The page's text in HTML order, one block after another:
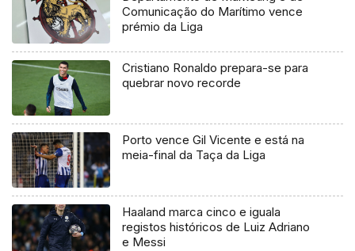
Comunicação do Marítimo vence
prémio da Liga
Cristiano Ronaldo prepara-se para
quebrar novo recorde
Porto vence Gil Vicente e está na
meia-final da Taça da Liga
Haaland marca cinco e iguala
registos históricos de Luiz Adriano
e Messi